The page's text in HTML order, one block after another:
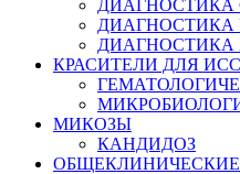
ДИАГНОСТИКА
ДИАГНОСТИКА
КРАСИТЕЛИ ДЛЯ
МИКОЗЫ
КАНДИДОЗ